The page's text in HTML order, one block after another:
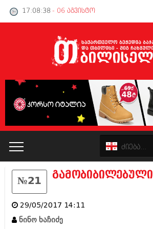
17:08:38 - 06 აგვისტო
კატალოგი
პოლიტიკა
ინტერვიუები
№21
გამობიბილებული
29/05/2017 14:11
ნინო ხაჩიძე